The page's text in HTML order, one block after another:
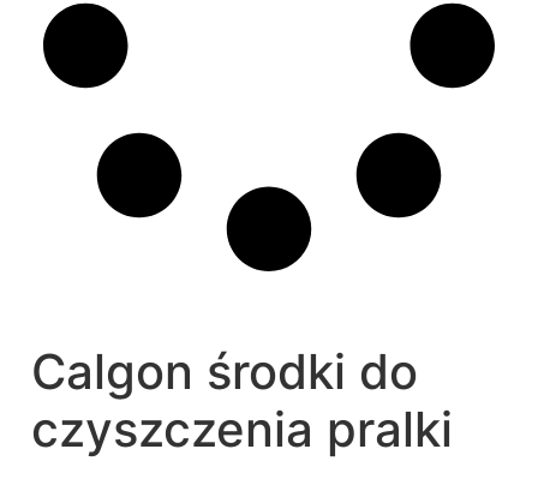
Calgon środki do
czyszczenia pralki